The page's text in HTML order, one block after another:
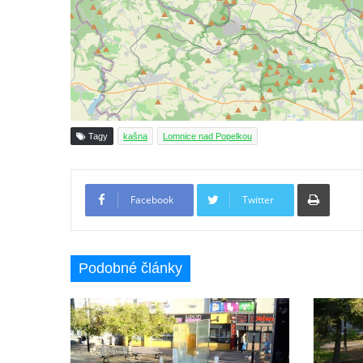
Bývalá kašna u křižovatky v Mostecké ulici
před domem čp. 2150 v Litvínově
Kamenná nádrž na vodu před kostelem
svatých Šimona a Judy v Lipové u Šluknova
Kašna na náměstí ve Chřibské
Kašna v bývalém parku ve Sládkově ulici u
Domova seniorů v České Kamenici
Fontána u podchodu na konci promenády u
hlavního nádraží v Ústí nad Labem
Fontána se slunečními hodinami na
Fontána v atriu magistrátu v Ústí nad
Labem
Kašna Gänsediebbrunnen v ulici Weiße
Gasse v Drážďanech
Mozartova fontána v Blüherově parku
Tagy kašna Lomnice nad Popelkou
Facebook Twitter
Podobné články